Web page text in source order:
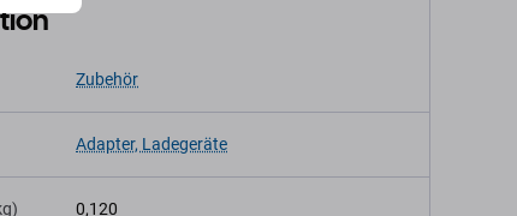
Zubehör
Adapter, Ladegeräte
0,120